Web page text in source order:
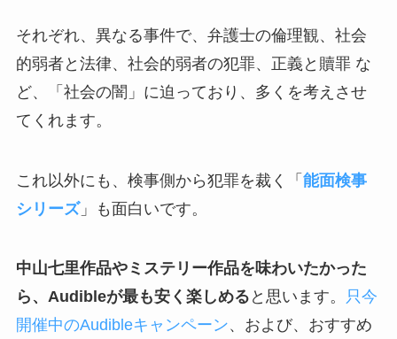
それぞれ、異なる事件で、弁護士の倫理観、社会
的弱者と法律、社会的弱者の犯罪、正義と贖罪 な
ど、「社会の闇」に迫っており、多くを考えさせ
てくれます。
これ以外にも、検事側から犯罪を裁く「 能面検事
シリーズ」も面白いです。
中山七里作品やミステリー作品を味わいたかった
ら、Audibleが最も安く楽しめる と思います。
只今
開催中のAudibleキャンペーン、および、おすすめ